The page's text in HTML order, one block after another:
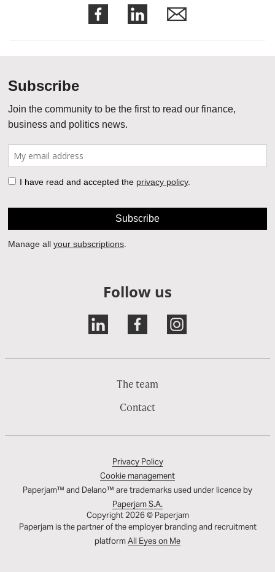
Follow us
The team
Contact
Privacy Policy
Cookie management
Paperjam™ and Delano™ are trademarks used under licence by
Paperjam S.A.
Copyright 2026 © Paperjam
Paperjam is the partner of the employer branding and recruitment
platformAll Eyes on Me